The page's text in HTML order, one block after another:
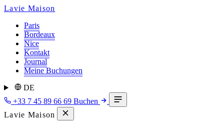
Lavie Maison
Paris
Bordeaux
Nice
Kontakt
Journal
Meine Buchungen
DE
+33 7 45 89 66 69 Buchen
Lavie Maison